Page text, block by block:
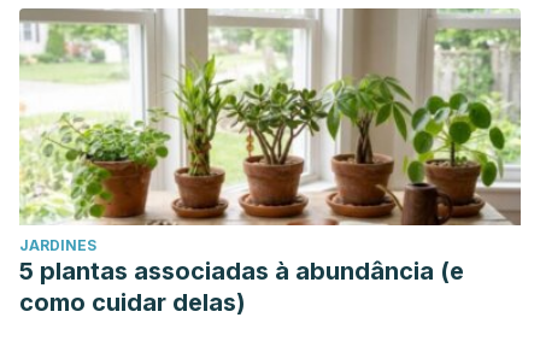
JARDINES
5 plantas associadas à abundância (e
como cuidar delas)